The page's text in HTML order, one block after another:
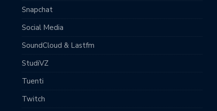
Snapchat
Social Media
SoundCloud & Lastfm
StudiVZ
Tuenti
Twitch